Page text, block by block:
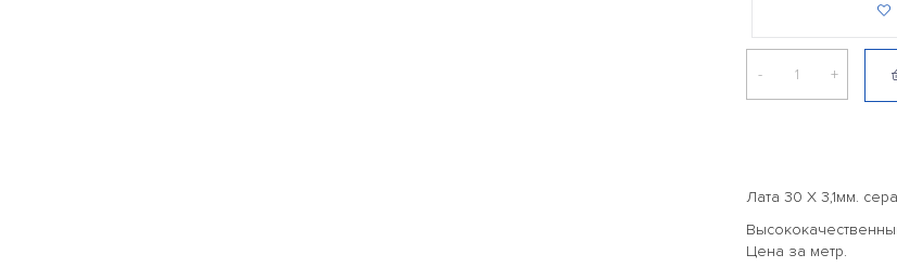
- +
Лата 30 Х 3,1мм.
Цена за метр.